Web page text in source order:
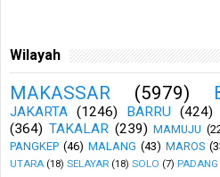
Wilayah
MAKASSAR (5979)
JAKARTA (1246) BARRU (424)
(364) TAKALAR (239) MAMUJU
PANGKEP (46) MALANG (43) MAROS
UTARA (18) SELAYAR (18) SOLO (7) PADANG